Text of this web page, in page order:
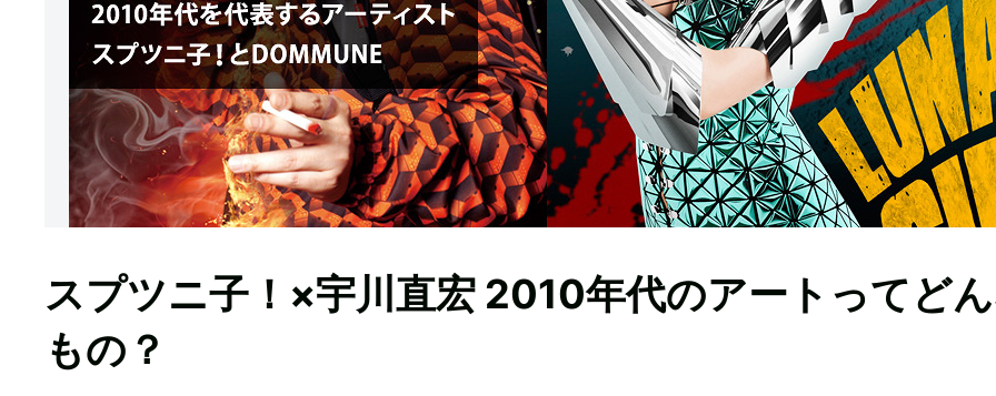
スプツニ子！×宇川直宏 2010年代のアートってど
もの？